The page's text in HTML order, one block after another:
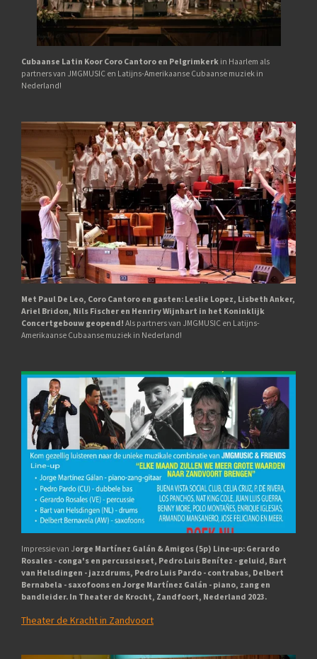
Cubaanse Latin Koor Coro Cantoro en Pelgrimkerk in Haarlem als
partners van JMGMUSIC en Latijns-Amerikaanse Cubaanse muziek in
Nederland!
Met Paul De Leo, Coro Cantoro en gasten: Leslie Lopez, Lisbeth Anker,
Ariel Bridon, Nils Fischer en Henriry Wijnhart in het Koninklijk
Concertgebouw geopend! Als partners van JMGMUSIC en Latijns-
Amerikaanse Cubaanse muziek in Nederland!
Impressie van Jorge Martínez Galán & Amigos (5p) Line-up: Gerardo
Rosales - conga's en percussieset, Pedro Luis Benítez - geluid, Bart
van Helsdingen - jazzdrums, Pedro Luis Pardo - contrabas, Delbert
Bernabela - saxofoons en Jorge Martínez Galán - piano, zang en
bandleider. In Theater de Krocht, Zandfoort, Nederland 2023.
Theater de Kracht in Zandvoort